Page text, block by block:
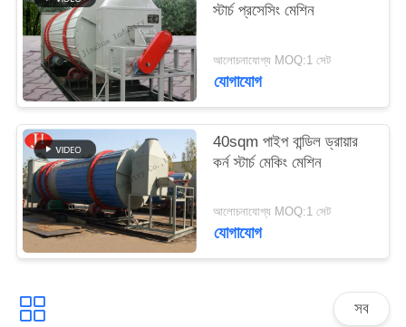
সাইট
ম্যাপ
গোপনীয়তা
নীতি
স্টার্চ প্রসেসিং মেশিন
আলোচনাযোগ্য MOQ:1 সেট
যোগাযোগ
40sqm পাইপ বান্ডিল ড্রায়ার
কর্ন স্টার্চ মেকিং মেশিন
আলোচনাযোগ্য MOQ:1 সেট
যোগাযোগ
সব